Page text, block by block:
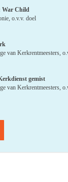
War Child
o.v.v. doel
van Kerkrentmeesters,
gemist
van Kerkrentmeesters,